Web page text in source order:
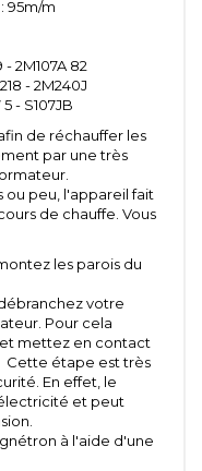
95m/m
- 2M107A 82
- 2M240J
- S107JB
de réchauffer les
par une très
ou peu, l'appareil fait
de chauffe. Vous
les parois du
votre
Pour cela
mettez en contact
Cette étape est très
En effet, le
et peut
à l'aide d'une